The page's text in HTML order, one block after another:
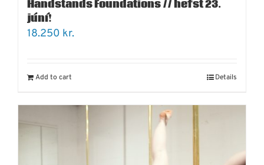
Handstands Foundations // hefst 23.
júní!
18.250 kr.
Add to cart Details